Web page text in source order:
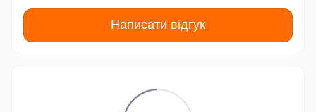
Написати відгук